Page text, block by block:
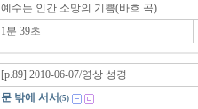
예수는 인간 소망의 기쁨(바흐 곡)
1분 39초
[p.89] 2010-06-07/영상 성경
문 밖에 서서 (5)